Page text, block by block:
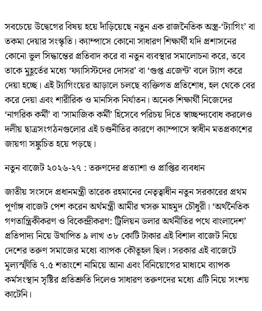
সবচেয়ে উদ্বেগের বিষয় হয়ে দাঁড়িয়েছে নতুন এক রাজনৈতিক অস্ত্র-‘ট্যাগিং’ বা
তকমা দেয়ার সংস্কৃতি। ক্যাম্পাসে কোনো সাধারণ শিক্ষার্থী যদি প্রশাসনের
কোনো ভুল সিদ্ধান্তের প্রতিবাদ করে বা নতুন ব্যবস্থার সমালোচনা করে, তবে
তাকে মুহূর্তের মধ্যে ‘ফ্যাসিস্টদের দোসর’ বা ‘গুপ্ত এজেন্ট’ বলে ট্যাগ করে
দেয়া হচ্ছে। এই ট্যাগিংয়ের আড়ালে চলছে ব্যক্তিগত প্রতিশোধ, হল থেকে বের
করে দেয়া এবং শারীরিক ও মানসিক নির্যাতন। অনেক শিক্ষার্থী নিজেদের
‘নাগরিক কর্মী’ বা ‘সামাজিক কর্মী’ হিসেবে পরিচয় দিতে স্বাচ্ছন্দ্যবোধ করলেও
দলীয় ছাত্রসংগঠনগুলোর এই চণ্ডনীতির কারণে ক্যাম্পাসে স্বাধীন মতপ্রকাশের
জায়গা সঙ্কুচিত হয়ে পড়ছে।
নতুন বাজেট ২০২৬-২৭ : তরুণদের প্রত্যাশা ও প্রাপ্তির ব্যবধান
জাতীয় সংসদে প্রধানমন্ত্রী তারেক রহমানের নেতৃত্বাধীন নতুন সরকারের প্রথম
পূর্ণাঙ্গ বাজেট পেশ করেন অর্থমন্ত্রী আমীর খসরু মাহমুদ চৌধুরী। ‘অর্থনৈতিক
গণতান্ত্রিকীকরণ ও বিকেন্দ্রীকরণ: ট্রিলিয়ন ডলার অর্থনীতির পথে বাংলাদেশ’
প্রতিপাদ্য নিয়ে উত্থাপিত ৯ লাখ ৩৮ কোটি টাকার এই বিশাল বাজেট নিয়ে
দেশের তরুণ সমাজের মধ্যে ব্যাপক কৌতূহল ছিল। সরকার এই বাজেটে
মূল্যস্ফীতি ৭.৫ শতাংশে নামিয়ে আনা এবং বিনিয়োগের মাধ্যমে ব্যাপক
কর্মসংস্থান সৃষ্টির প্রতিশ্রুতি দিলেও সাধারণ তরুণদের মধ্যে এটি নিয়ে সংশয়
কাটেনি।